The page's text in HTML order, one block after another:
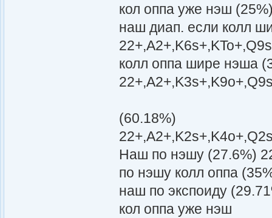
кол оппа уже нэш
наш диап. если колл
колл оппа шире нэша
(60.18%)
Наш по нэшу (27.6%)
по нэшу колл оппа
наш по экспоиду
кол оппа уже нэш